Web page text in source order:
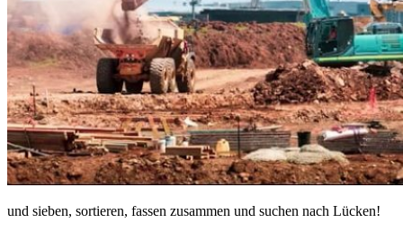
und sieben, sortieren, fassen zusammen und suchen nach Lücken!